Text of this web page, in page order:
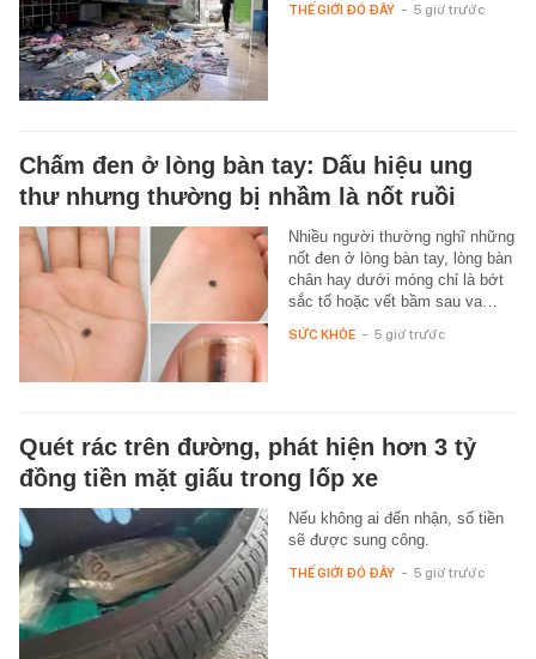
THẾ GIỚI ĐÓ ĐÂY - 5 giờ trước
Chấm đen ở lòng bàn tay: Dấu hiệu ung
thư nhưng thường bị nhầm là nốt ruồi
Nhiều người thường nghĩ những
nốt đen ở lòng bàn tay, lòng bàn
chân hay dưới móng chỉ là bớt
sắc tố hoặc vết bầm sau va…
SỨC KHỎE - 5 giờ trước
Quét rác trên đường, phát hiện hơn 3 tỷ
đồng tiền mặt giấu trong lốp xe
Nếu không ai đến nhận, số tiền
sẽ được sung công.
THẾ GIỚI ĐÓ ĐÂY - 5 giờ trước